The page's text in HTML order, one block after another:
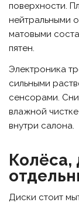
поверхности.
нейтральными
матовыми
пятен.
Электроника
сильными
сенсорами.
влажной
внутри салона.
Колёса,
Диски стоит